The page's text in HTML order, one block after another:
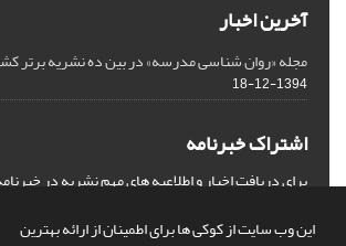
این وب سایت از کوکی ها برای اطمینان از ارائه بهترین
آخرین اخبار
مجله «روان شناسی مدرسه» در بین ده نشریه برتر
1394-12-18
اشتراک خبرنامه
برای دریافت اخبار و اطلاعیه های مهم نشریه در